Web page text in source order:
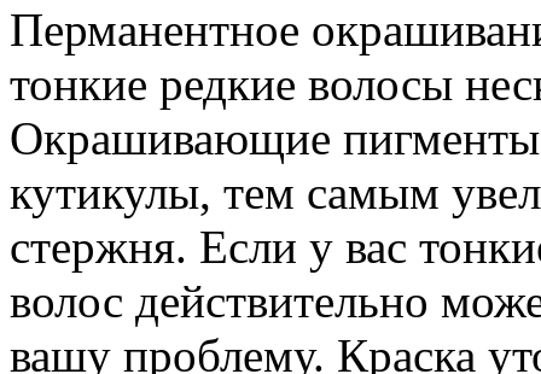
Перманентное
тонкие редкие волосы
Окрашивающие
кутикулы, тем самым
стержня. Если у вас
волос действительно
вашу проблему. Краска